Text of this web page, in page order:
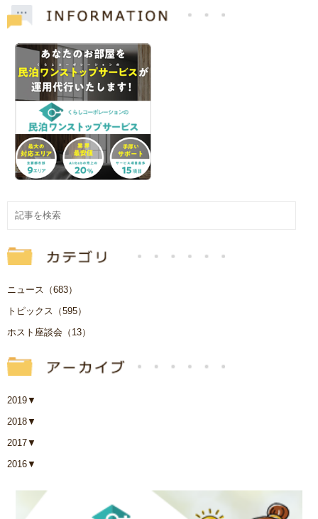
ニュース（683）
トピックス（595）
ホスト座談会（13）
2019▼
2018▼
2017▼
2016▼